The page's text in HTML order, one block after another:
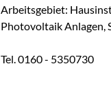
Arbeitsgebiet:
Photovoltaik Anlagen,
Tel. 0160 - 5350730